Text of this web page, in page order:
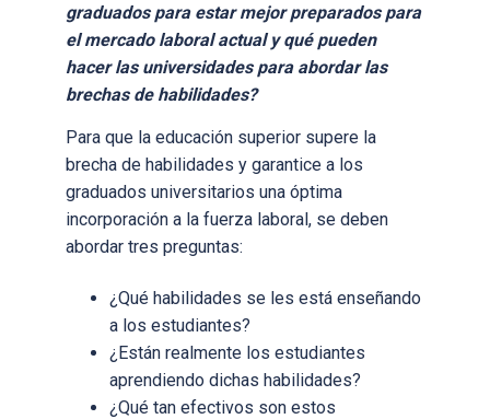
graduados para estar mejor preparados para
el mercado laboral actual y qué pueden
hacer las universidades para abordar las
brechas de habilidades?
Para que la educación superior supere la
brecha de habilidades y garantice a los
graduados universitarios una óptima
incorporación a la fuerza laboral, se deben
abordar tres preguntas:
¿Qué habilidades se les está enseñando
a los estudiantes?
¿Están realmente los estudiantes
aprendiendo dichas habilidades?
¿Qué tan efectivos son estos